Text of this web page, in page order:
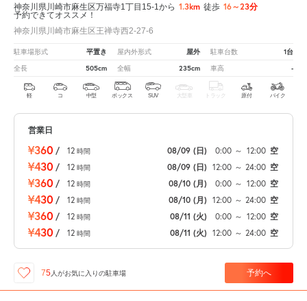
神奈川県川崎市麻生区万福寺1丁目15-1から 1.3km 徒歩 16～23分
予約できてオススメ！
神奈川県川崎市麻生区王禅寺西2-27-6
駐車場形式 平置き 屋内外形式 屋外 駐車台数 1台
全長 505cm 全幅 235cm 車高 -
軽 コ 中型 ボックス SUV 大型車 トラック 原付 バイク
営業日
¥360 / 12 時間 08/09 (日) 0:00 ～ 12:00 空
¥430 / 12 時間 08/09 (日) 12:00 ～ 24:00 空
¥360 / 12 時間 08/10 (月) 0:00 ～ 12:00 空
¥430 / 12 時間 08/10 (月) 12:00 ～ 24:00 空
¥360 / 12 時間 08/11 (火) 0:00 ～ 12:00 空
¥430 / 12 時間 08/11 (火) 12:00 ～ 24:00 空
75 人がお気に入りの駐車場 予約へ